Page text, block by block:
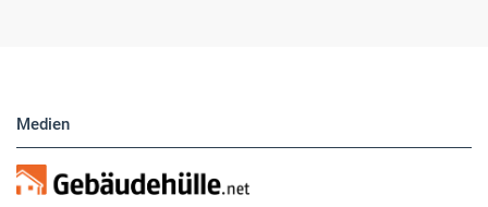
Medien